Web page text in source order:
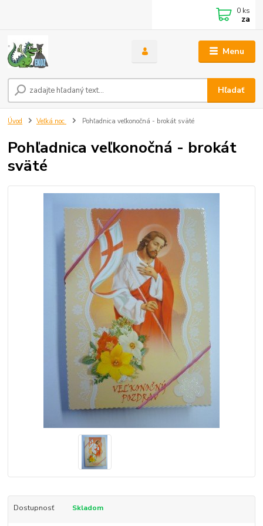
Menu
Hľadať
0 ks
za
Úvod Veľká noc Pohľadnica veľkonočná - brokát sväté
Pohľadnica veľkonočná - brokát
sväté
Dostupnosť Skladom